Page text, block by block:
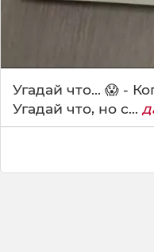
Угадай что... 😱 -
Угадай что, но с...